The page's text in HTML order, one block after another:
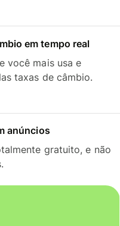
em tempo real
você mais usa e
taxas de câmbio.
anúncios
gratuito, e não